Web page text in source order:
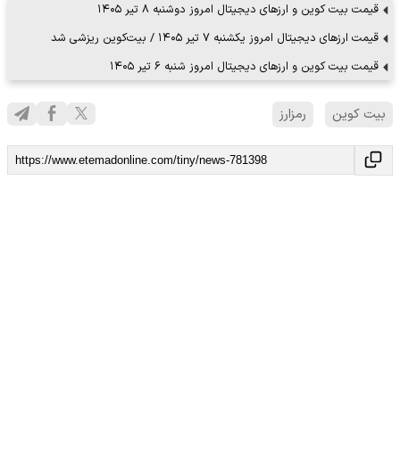
قیمت بیت کوین و ارز‌های دیجیتال امروز دوشنبه ۸ تیر ۱۴۰۵
قیمت ارز‌های دیجیتال امروز یکشنبه ۷ تیر ۱۴۰۵ / بیت‌کوین ریزشی شد
قیمت بیت کوین و ارز‌های دیجیتال امروز شنبه ۶ تیر ۱۴۰۵
بیت کوین رمزارز